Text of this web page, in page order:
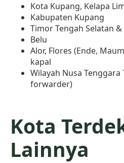
Kota Kupang, Kelapa
Kabupaten Kupang
Timor Tengah Selatan
Belu
Alor, Flores (Ende,
kapal
Wilayah Nusa
forwarder)
Kota
Lainnya